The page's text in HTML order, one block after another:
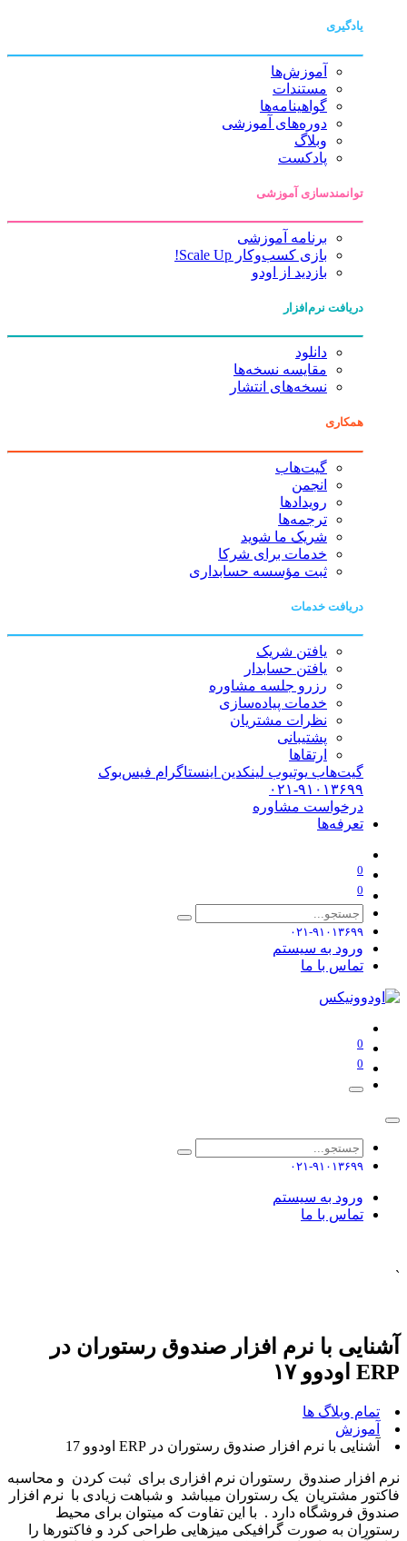
یادگیری
آموزش‌ها
مستندات
گواهینامه‌ها
دوره‌های آموزشی
وبلاگ
پادکست
توانمندسازی آموزشی
برنامه آموزشی
بازی کسب‌وکار Scale Up!
بازدید از اودو
دریافت نرم‌افزار
دانلود
مقایسه نسخه‌ها
نسخه‌های انتشار
همکاری
گیت‌هاب
انجمن
رویدادها
ترجمه‌ها
شریک ما شوید
خدمات برای شرکا
ثبت مؤسسه حسابداری
دریافت خدمات
یافتن شریک
یافتن حسابدار
رزرو جلسه مشاوره
خدمات پیاده‌سازی
نظرات مشتریان
پشتیبانی
ارتقاها
گیت‌هاب یوتیوب لینکدین اینستاگرام فیس‌بوک
۰۲۱-۹۱۰۱۳۶۹۹
درخواست مشاوره
تعرفه‌ها
0
0
۰۲۱-۹۱۰۱۳۶۹۹
ورود به سیستم
تماس با ما
0
0
۰۲۱-۹۱۰۱۳۶۹۹
ورود به سیستم
تماس با ما
`
آشنایی با نرم افزار صندوق رستوران در
ERP اودوو ۱۷
تمام وبلاگ ها
آموزش
آشنایی با نرم افزار صندوق رستوران در ERP اودوو 17
نرم افزار صندوق رستوران نرم افزاری برای ثبت کردن و محاسبه
فاکتور مشتریان یک رستوران میباشد و شباهت زیادی با نرم افزار
صندوق فروشگاه دارد . با این تفاوت که میتوان برای محیط
رستوران به صورت گرافیکی میزهایی طراحی کرد و فاکتورها را